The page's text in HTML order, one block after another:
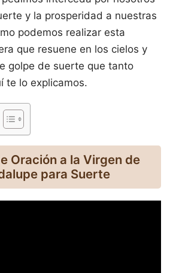
y la prosperidad a nuestras
podemos realizar esta
que resuene en los cielos y
golpe de suerte que tanto
te lo explicamos.
Oración a la Virgen de
para Suerte